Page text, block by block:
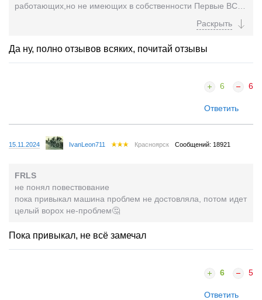
работающих,но не имеющих в собственности Первые ВСЕ
Да ну, полно отзывов всяких, почитай отзывы
6 6
Ответить
15.11.2024 IvanLeon711 Красноярск Сообщений: 18921
FRLS
не понял повествование
пока привыкал машина проблем не достовляла, потом идет
целый ворох не-проблем🤔
Пока привыкал, не всё замечал
6 5
Ответить